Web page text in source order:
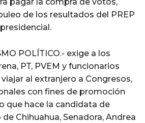
de los resultados del PREP
POLÍTICO.- exige a los
PT, PVEM y funcionarios
al extranjero a Congresos,
con fines de promoción
que hace la candidata de
Chihuahua, Senadora, Andrea